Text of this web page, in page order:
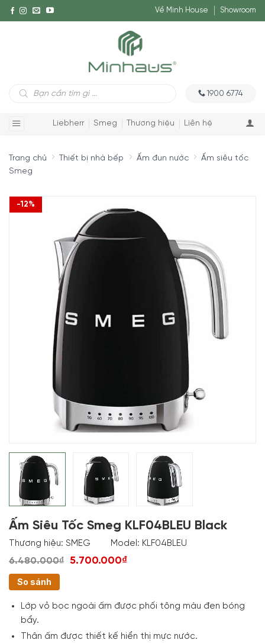
Về Minh House Showroom
Tìm
kiếm
1900 6774
Liebherr Smeg Thương hiệu Liên hệ
Trang chủ Thiết bị nhà bếp Ấm đun nước
Ấm siêu tốc
Smeg
-12%
Ấm Siêu Tốc Smeg KLF04BLEU Black
Thương hiệu: SMEG Model: KLF04BLEU
6.480.000₫ 5.700.000₫
So sánh
Lớp vỏ bọc ngoài ấm được phối tông màu đen bóng
bẩy.
Thân ấm được thiết kế hiển thị mực nước.